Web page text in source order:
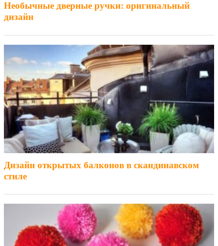
Необычные дверные ручки: оригинальный
дизайн
Дизайн открытых балконов в скандинавском
стиле